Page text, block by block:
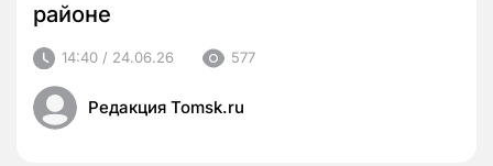
районе
14:40 / 24.06.26 577
Редакция Tomsk.ru